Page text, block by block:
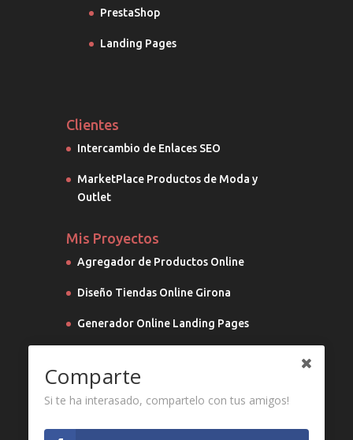
PrestaShop
Landing Pages
Clientes
Intercambio de Enlaces SEO
MarketPlace Productos de Moda y
Outlet
Mis Proyectos
Agregador de Productos Online
Diseño Tiendas Online Girona
Generador Online Landing Pages
Comparte
Si te ha interasado, compartelo con tus amigos!